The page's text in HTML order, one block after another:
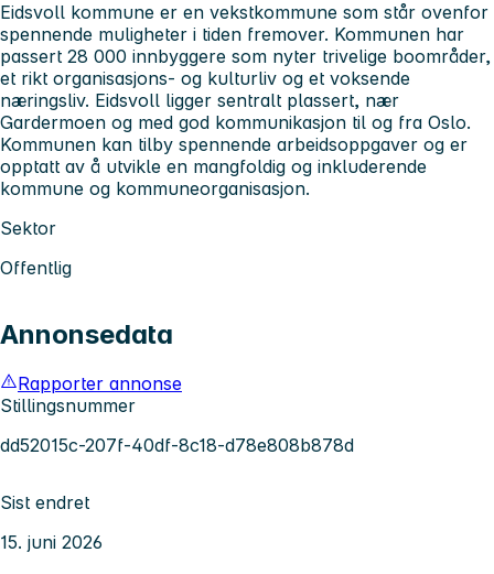
Eidsvoll kommune er en vekstkommune som står ovenfor
spennende muligheter i tiden fremover. Kommunen har
passert 28 000 innbyggere som nyter trivelige boområder,
et rikt organisasjons- og kulturliv og et voksende
næringsliv. Eidsvoll ligger sentralt plassert, nær
Gardermoen og med god kommunikasjon til og fra Oslo.
Kommunen kan tilby spennende arbeidsoppgaver og er
opptatt av å utvikle en mangfoldig og inkluderende
kommune og kommuneorganisasjon.
Sektor
Offentlig
Annonsedata
Rapporter annonse
Stillingsnummer
dd52015c-207f-40df-8c18-d78e808b878d
Sist endret
15. juni 2026